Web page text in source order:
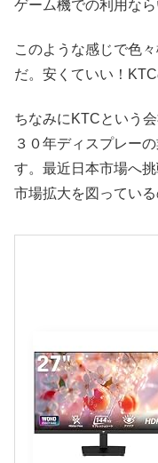
ゲーム機での利用なら
このような感じで色
だ。安くていい！
ちなみにKTCという
３０年ディスプレー
す。最近日本市場へ
市場拡大を図っている